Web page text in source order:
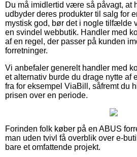
Du må imidlertid være så påvagt, at
udbyder deres produkter til salg for
mystisk god, bør det i nogle tilfælde
en svindel webbutik. Handler med
af en regel, der passer på kunden
forretninger.
Vi anbefaler generelt handler med
et alternativ burde du drage nytte af
fra for eksempel ViaBill, såfremt du
prisen over en periode.
Forinden folk køber på en ABUS
man uden tvivl få overblik over e-
bare et omfattende projekt.